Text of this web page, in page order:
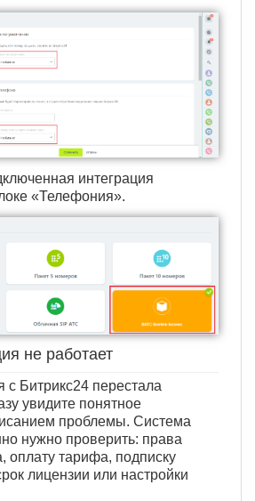
интеграция
«Телефония».
не работает
с Битрикс24 перестала
увидите понятное
проблемы. Система
нужно проверить: права
оплату тарифа, подписку
лицензии или настройки